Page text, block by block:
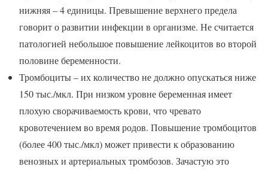
нижняя – 4 единицы. Превышение верхнего предела
говорит о развитии инфекции в организме. Не считается
патологией небольшое повышение лейкоцитов во второй
половине беременности.
Тромбоциты – их количество не должно опускаться ниже
150 тыс./мкл. При низком уровне беременная имеет
плохую сворачиваемость крови, что чревато
кровотечением во время родов. Повышение тромбоцитов
(более 400 тыс./мкл) может привести к образованию
венозных и артериальных тромбозов. Зачастую это